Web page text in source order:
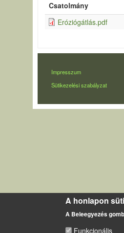
Csatolmány
Eróziógátlás.pdf
LÁBLÉC
Impresszum
Sütikezelési szabályzat
A honlapon
A Beleegyezés
Funkcionális